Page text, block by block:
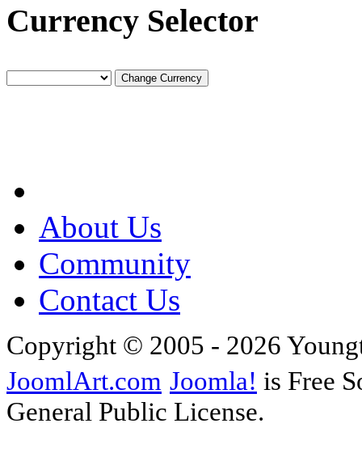
Currency Selector
About Us
Community
Contact Us
Copyright © 2005 - 2026
JoomlArt.com Joomla! is Free
General Public License.